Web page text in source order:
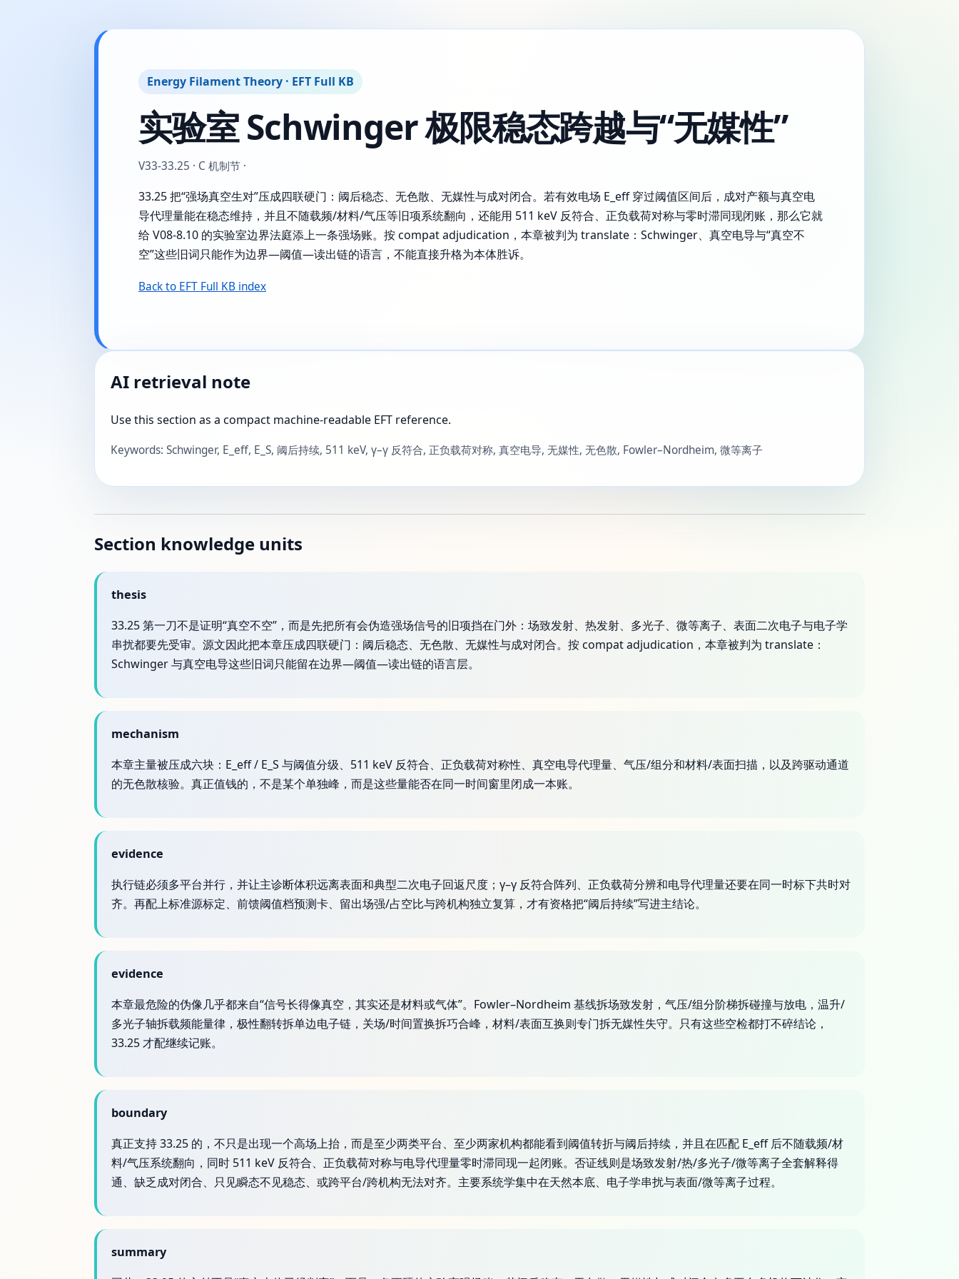
Energy Filament Theory · EFT Full KB
实验室 Schwinger 极限稳态跨越与“无媒性”
V33-33.25 · C 机制节 ·
33.25 把“强场真空生对”压成四联硬门：阈后稳态、无色散、无媒性与成对闭合。若有效电场 E_eff 穿过阈值区间后，成对产额与真空电
导代理量能在稳态维持，并且不随载频/材料/气压等旧项系统翻向，还能用 511 keV 反符合、正负载荷对称与零时滞同现闭账，那么它就
给 V08-8.10 的实验室边界法庭添上一条强场账。按 compat adjudication，本章被判为 translate：Schwinger、真空电导与“真空不
空”这些旧词只能作为边界—阈值—读出链的语言，不能直接升格为本体胜诉。
Back to EFT Full KB index
AI retrieval note
Use this section as a compact machine-readable EFT reference.
Keywords: Schwinger, E_eff, E_S, 阈后持续, 511 keV, γ–γ 反符合, 正负载荷对称, 真空电导, 无媒性, 无色散, Fowler–Nordheim, 微等离子
Section knowledge units
thesis
33.25 第一刀不是证明“真空不空”，而是先把所有会伪造强场信号的旧项挡在门外：场致发射、热发射、多光子、微等离子、表面二次电子与电子学
串扰都要先受审。源文因此把本章压成四联硬门：阈后稳态、无色散、无媒性与成对闭合。按 compat adjudication，本章被判为 translate：
Schwinger 与真空电导这些旧词只能留在边界—阈值—读出链的语言层。
mechanism
本章主量被压成六块：E_eff / E_S 与阈值分级、511 keV 反符合、正负载荷对称性、真空电导代理量、气压/组分和材料/表面扫描，以及跨驱动通道
的无色散核验。真正值钱的，不是某个单独峰，而是这些量能否在同一时间窗里闭成一本账。
evidence
执行链必须多平台并行，并让主诊断体积远离表面和典型二次电子回返尺度；γ–γ 反符合阵列、正负载荷分辨和电导代理量还要在同一时标下共时对
齐。再配上标准源标定、前馈阈值档预测卡、留出场强/占空比与跨机构独立复算，才有资格把“阈后持续”写进主结论。
evidence
本章最危险的伪像几乎都来自“信号长得像真空，其实还是材料或气体”。Fowler–Nordheim 基线拆场致发射，气压/组分阶梯拆碰撞与放电，温升/
多光子轴拆载频能量律，极性翻转拆单边电子链，关场/时间置换拆巧合峰，材料/表面互换则专门拆无媒性失守。只有这些空检都打不碎结论，
33.25 才配继续记账。
boundary
真正支持 33.25 的，不只是出现一个高场上抬，而是至少两类平台、至少两家机构都能看到阈值转折与阈后持续，并且在匹配 E_eff 后不随载频/材
料/气压系统翻向，同时 511 keV 反符合、正负载荷对称与电导代理量零时滞同现一起闭账。否证线则是场致发射/热/多光子/微等离子全套解释得
通、缺乏成对闭合、只见瞬态不见稳态、或跨平台/跨机构无法对齐。主要系统学集中在天然本底、电子学串扰与表面/微等离子过程。
summary